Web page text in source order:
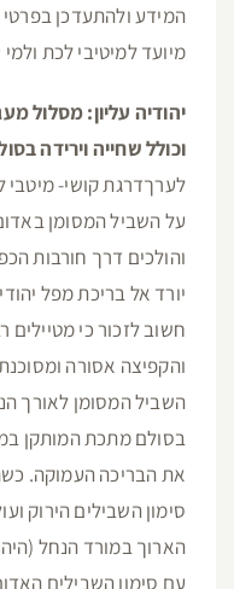
המידע ולהתעדכן בפרטי
מיועד למיטיבי לכת
יהודיה עליון: מסלול
וכולל שחייה וירידה
לערךדרגת קושי- מיטבי
על השביל המסומן
והולכים דרך חורבות
יורד אל בריכת מפל
חשוב לזכור כי מטיילים
והקפיצה אסורה
השביל המסומן לאורך
בסולם מתכת המותקן
את הבריכה העמוקה.
סימון השבילים הירוק
הארוך במורד הנחל
עם סימון השבילים